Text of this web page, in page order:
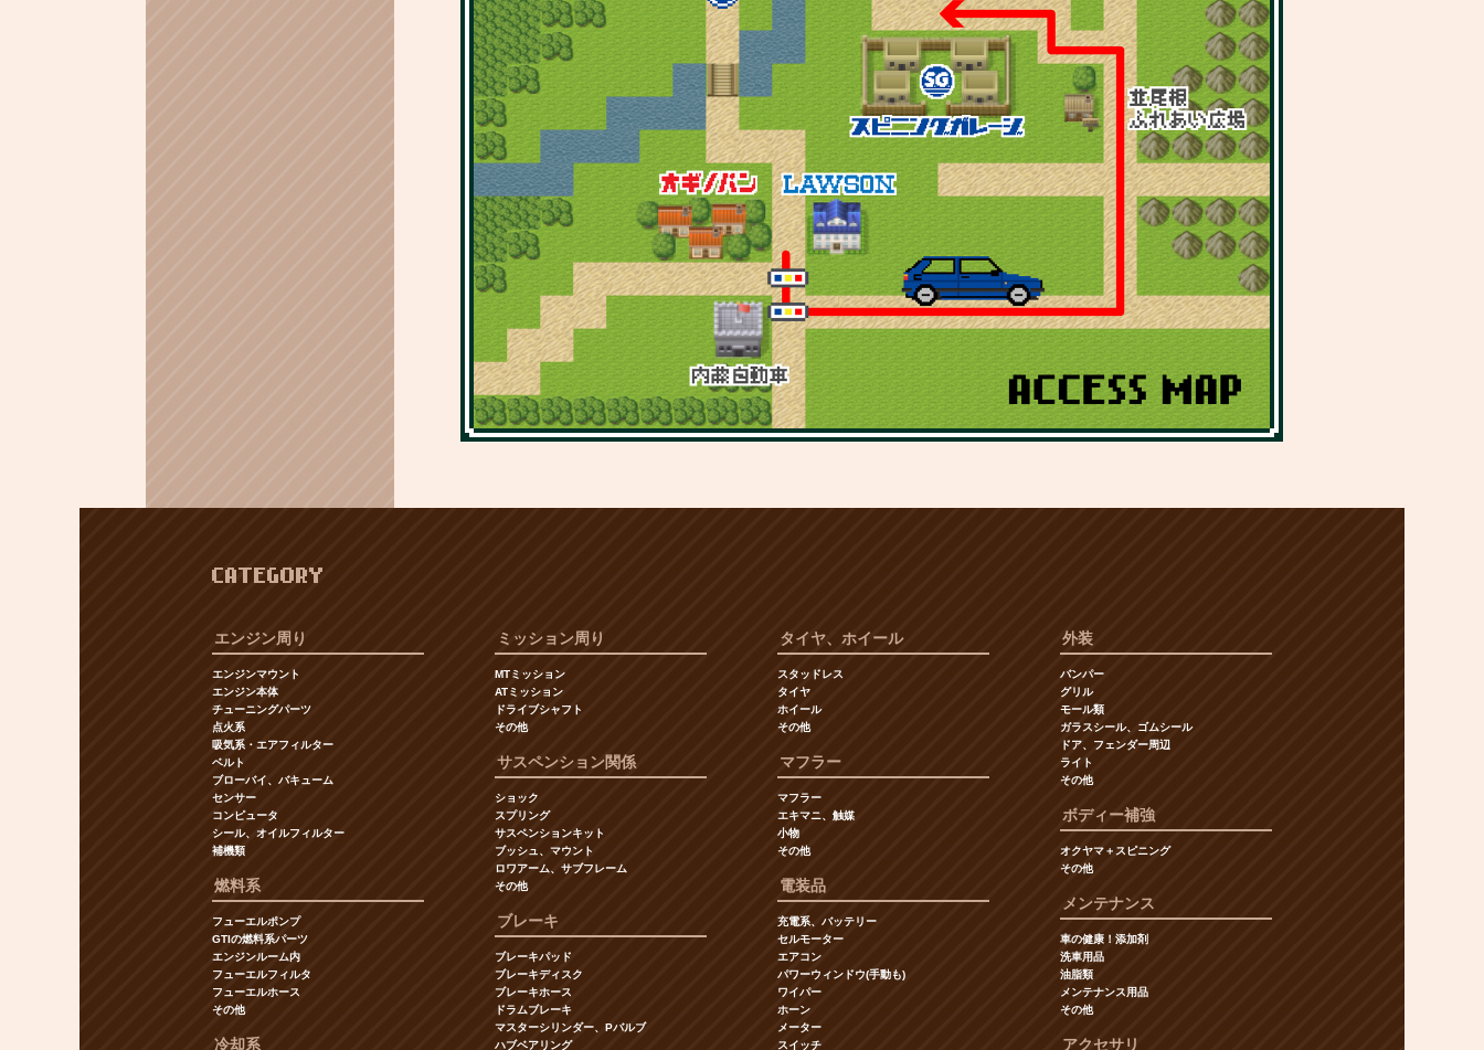
CATEGORY
エンジン周り
エンジンマウント
エンジン本体
チューニングパーツ
点火系
吸気系・エアフィルター
ベルト
ブローバイ、バキューム
センサー
コンピュータ
シール、オイルフィルター
補機類
燃料系
フューエルポンプ
GTIの燃料系パーツ
エンジンルーム内
フューエルフィルタ
フューエルホース
その他
冷却系
ミッション周り
MTミッション
ATミッション
ドライブシャフト
その他
サスペンション関係
ショック
スプリング
サスペンションキット
ブッシュ、マウント
ロワアーム、サブフレーム
その他
ブレーキ
ブレーキパッド
ブレーキディスク
ブレーキホース
ドラムブレーキ
マスターシリンダー、Pバルブ
ハブベアリング
タイヤ、ホイール
スタッドレス
タイヤ
ホイール
その他
マフラー
マフラー
エキマニ、触媒
小物
その他
電装品
充電系、バッテリー
セルモーター
エアコン
パワーウィンドウ(手動も)
ワイパー
ホーン
メーター
スイッチ
外装
バンパー
グリル
モール類
ガラスシール、ゴムシール
ドア、フェンダー周辺
ライト
その他
ボディー補強
オクヤマ＋スピニング
その他
メンテナンス
車の健康！添加剤
洗車用品
油脂類
メンテナンス用品
その他
アクセサリ